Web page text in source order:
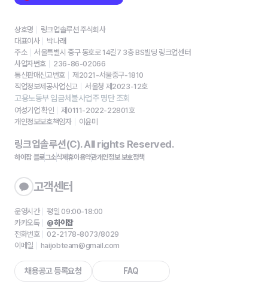
상호명
링크업솔루션 주식회사
대표이사
박나래
주소
서울특별시 중구 동호로 14길7 3층 BS빌딩 링크업센터
사업자번호
236-86-02066
통신판매신고번호
제2021-서울중구-1810
직업정보제공사업신고
서울청 제2023-12호
고용노동부 임금체불사업주 명단 조회
여성기업 확인
제0111-2022-22801호
개인정보보호책임자
이윤미
링크업솔루션(C). All rights Reserved.
하이잡 블로그소식제휴이용약관개인정보 보호정책
고객센터
운영시간
평일 09:00-18:00
카카오톡
@하이잡
전화번호
02-2178-8073/8029
이메일
haijobteam@gmail.com
채용공고 등록요청 FAQ